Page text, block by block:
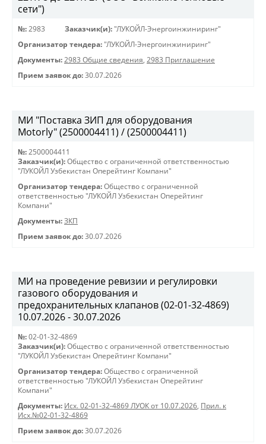
сети")
№: 2983 Заказчик(и): "ЛУКОЙЛ-Энергоинжиниринг"
Организатор тендера: "ЛУКОЙЛ-Энергоинжиниринг"
Документы: 2983 Общие сведения, 2983 Приглашение
Прием заявок до: 30.07.2026
МИ "Поставка ЗИП для оборудования
Motorly" (2500004411) / (2500004411)
№: 2500004411
Заказчик(и): Общество с ограниченной ответственностью
"ЛУКОЙЛ Узбекистан Оперейтинг Компани"
Организатор тендера: Общество с ограниченной
ответственностью "ЛУКОЙЛ Узбекистан Оперейтинг
Компани"
Документы: ЗКП
Прием заявок до: 30.07.2026
МИ на проведение ревизии и регулировки
газового оборудования и
предохранительных клапанов (02-01-32-4869)
10.07.2026 - 30.07.2026
№: 02-01-32-4869
Заказчик(и): Общество с ограниченной ответственностью
"ЛУКОЙЛ Узбекистан Оперейтинг Компани"
Организатор тендера: Общество с ограниченной
ответственностью "ЛУКОЙЛ Узбекистан Оперейтинг
Компани"
Документы: Исх. 02-01-32-4869 ЛУОК от 10.07.2026, Прил. к
Исх.№02-01-32-4869
Прием заявок до: 30.07.2026